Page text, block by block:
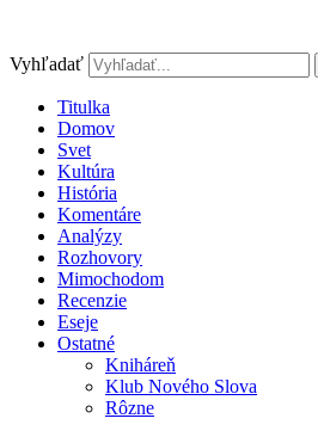
obsah
Vyhľadať
Titulka
Domov
Svet
Kultúra
História
Komentáre
Analýzy
Rozhovory
Mimochodom
Recenzie
Eseje
Ostatné
Kniháreň
Klub Nového Slova
Rôzne